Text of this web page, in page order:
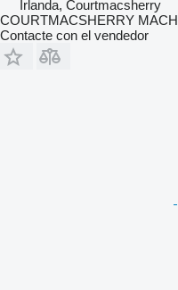
Irlanda, Courtmacsherry
COURTMACSHERRY
Contacte con el vendedor